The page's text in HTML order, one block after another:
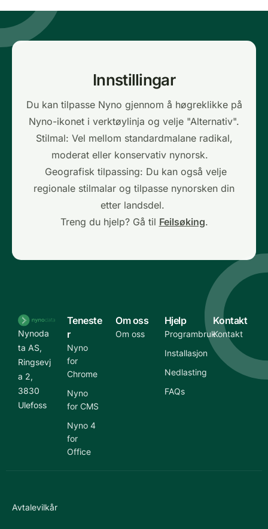
Innstillingar
Du kan tilpasse Nyno gjennom å høgreklikke på
Nyno-ikonet i verktøylinja og velje "Alternativ".
Stilmal: Vel mellom standardmalane radikal,
moderat eller konservativ nynorsk.
Geografisk tilpassing: Du kan også velje
regionale stilmalar og tilpasse nynorsken din
etter landsdel.
Treng du hjelp? Gå til Feilsøking.
Nynoda
ta AS,
Ringsevj
a 2,
3830
Ulefoss
Teneste
r
Nyno
for
Chrome
Nyno
for CMS
Nyno 4
for
Office
Om oss
Om oss
Hjelp
Programbruk
Installasjon
Nedlasting
FAQs
Kontakt
Kontakt
Avtalevilkår